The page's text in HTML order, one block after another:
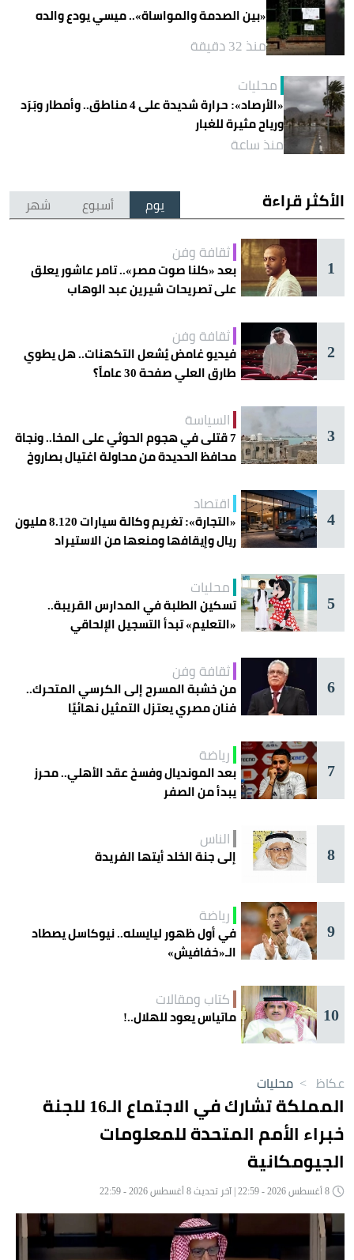
«بين الصدمة والمواساة».. ميسي يودع والده
منذ 32 دقيقة
محليات
«الأرصاد»: حرارة شديدة على 4 مناطق.. وأمطار وبَرَد
ورياح مثيرة للغبار
منذ ساعة
الأكثر قراءة يوم أسبوع شهر
1
ثقافة وفن
بعد «كلنا صوت مصر».. تامر عاشور يعلق
على تصريحات شيرين عبد الوهاب
2
ثقافة وفن
فيديو غامض يُشعل التكهنات.. هل يطوي
طارق العلي صفحة 30 عاماً؟
3
السياسة
7 قتلى في هجوم الحوثي على المخا.. ونجاة
محافظ الحديدة من محاولة اغتيال بصاروخ
4
اقتصاد
«التجارة»: تغريم وكالة سيارات 8.120 مليون
ريال وإيقافها ومنعها من الاستيراد
5
محليات
تسكين الطلبة في المدارس القريبة..
«التعليم» تبدأ التسجيل الإلحاقي
6
ثقافة وفن
من خشبة المسرح إلى الكرسي المتحرك..
فنان مصري يعتزل التمثيل نهائيًا
7
رياضة
بعد المونديال وفسخ عقد الأهلي.. محرز
يبدأ من الصفر
8
الناس
إلى جنة الخلد أيتها الفريدة
9
رياضة
في أول ظهور ليايسله.. نيوكاسل يصطاد
الـ«خفافيش»
10
كتاب ومقالات
ماتياس يعود للهلال..!
عكاظ > محليات
المملكة تشارك في الاجتماع الـ16 للجنة
خبراء الأمم المتحدة للمعلومات
الجيومكانية